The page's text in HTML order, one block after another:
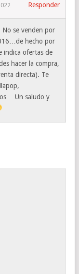
Responder
No se venden por
hecho por
indica ofertas de
hacer la compra,
directa). Te
Un saludo y